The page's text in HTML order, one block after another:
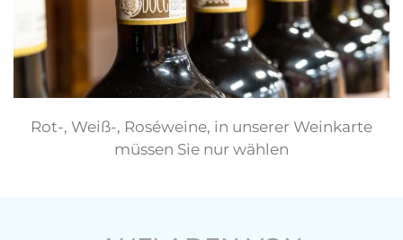
Rot-, Weiß-, Roséweine, in unserer Weinkarte
müssen Sie nur wählen